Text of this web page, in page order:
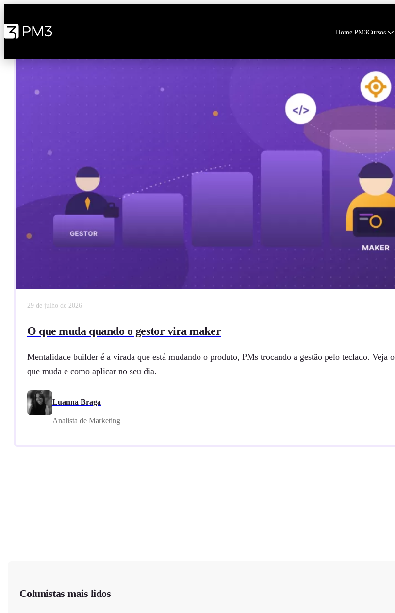
Home PM3Cursos
29 de julho de 2026
O que muda quando o gestor vira maker
Mentalidade builder é a virada que está mudando o produto, PMs trocando a gestão pelo teclado. Veja o
que muda e como aplicar no seu dia.
Luanna Braga
Analista de Marketing
Colunistas mais lidos